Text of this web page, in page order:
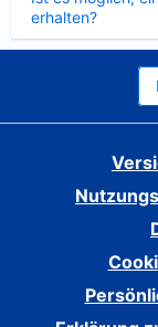
erhalten?